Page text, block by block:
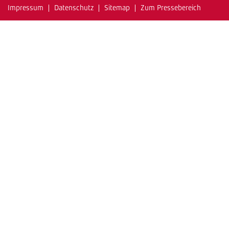
Impressum Datenschutz Sitemap Zum Pressebereich